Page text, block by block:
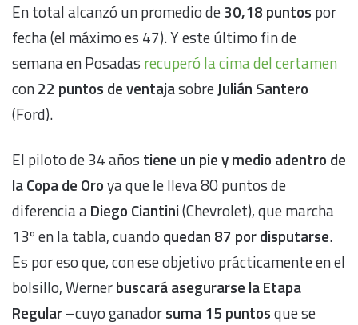
En total alcanzó un promedio de30,18 puntos por
fecha (el máximo es 47). Y este último fin de
semana en Posadas recuperó la cima del certamen
con22 puntos de ventajasobreJulián Santero
(Ford).
El piloto de 34 años tiene un pie y medio adentro de
la Copa de Oroya que le lleva 80 puntos de
diferencia aDiego Ciantini(Chevrolet), que marcha
13º en la tabla, cuando quedan 87 por disputarse.
Es por eso que, con ese objetivo prácticamente en el
bolsillo, Wernerbuscará asegurarse la Etapa
Regular–cuyo ganadorsuma 15 puntosque se